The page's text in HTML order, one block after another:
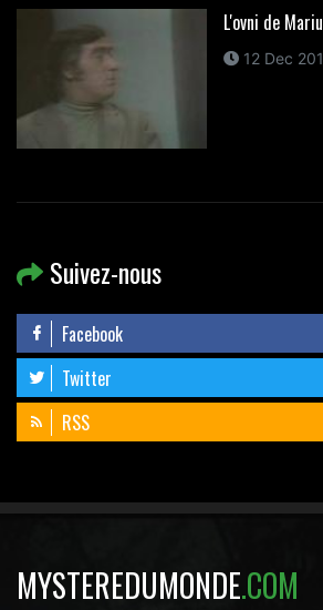
L'ovni de
12 Dec
Suivez-nous
Facebook
Twitter
RSS
MYSTEREDUMONDE.COM